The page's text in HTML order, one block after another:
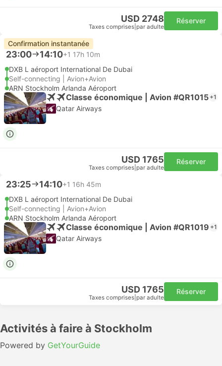
USD 2748
Taxes comprises par adulte
Réserver
Confirmation instantanée
23:00 14:10+1 17h 10m
DXB L aéroport International De Dubai
Self-connecting | Avion+Avion
ARN Stockholm Arlanda Aéroport
Classe économique | Avion #QR1015 +1
Qatar Airways
USD 1765
Taxes comprises par adulte
Réserver
23:25 14:10+1 16h 45m
DXB L aéroport International De Dubai
Self-connecting | Avion+Avion
ARN Stockholm Arlanda Aéroport
Classe économique | Avion #QR1019 +1
Qatar Airways
USD 1765
Taxes comprises par adulte
Réserver
Activités à faire à Stockholm
Powered by GetYourGuide